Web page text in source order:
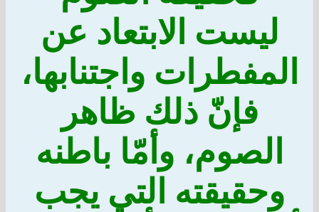
ليست الابتعاد عن
المفطرات واجتنابها،
فإنّ ذلك ظاهر
الصوم، وأمّا باطنه
وحقيقته التي يجب